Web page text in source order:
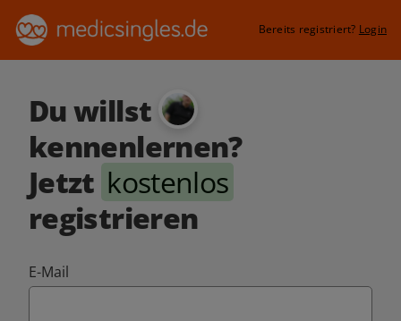
Bereits registriert? Login
Du willst
kennenlernen?
Jetzt kostenlos
registrieren
E-Mail